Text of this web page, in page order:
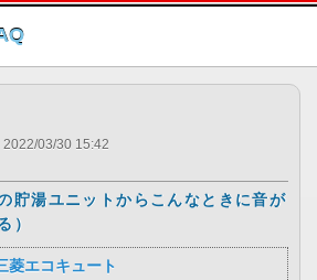
このページの本文へ
2022/03/30 15:42
貯湯ユニットからこんなときに音が
）
菱エコキュート